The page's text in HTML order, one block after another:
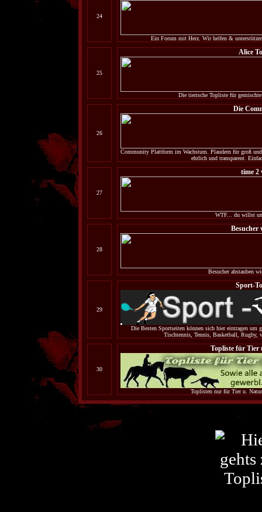
24
Ein Forum mit Herz. Wir helfen &
25
Alice
Die tierische Topliste für
26
Die
Community Plattform im Wachstum. Plaudern für groß
ehrlich und transparent.
27
time 2
WTF... du willst
28
Besucher
Besucher abstauben
29
Sport-
Die Besten Sportseiten können sich hier eintragen um
Tischtennis, Tennis, Basketball, Rugby,
30
Topliste für Tier
Toplisten nur für Tier u.